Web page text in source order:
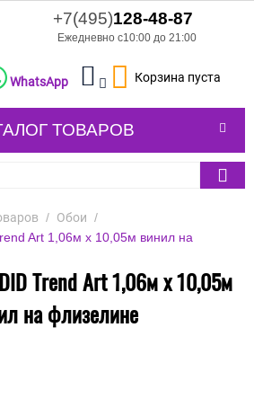
+7(495)128-48-87
Ежедневно с10:00 до 21:00
Корзина пуста
WhatsApp
ТОВАРОВ
/ Обои /
Art 1,06м х 10,05м винил на
Trend Art 1,06м х 10,05м
на флизелине